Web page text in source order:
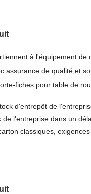
à l'équipement
assurance de qualité,et
fiches pour table de
d'entrepôt de
de l'entreprise dans un
classiques,